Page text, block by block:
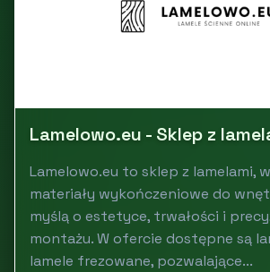
Lamelowo.eu - Sklep z
Lamelowo.eu to sklep z lamelami,
materiały wykończeniowe do
myślą o estetyce, trwałości i
montażu. W ofercie dostępne są
lamele frezowane, pozwalające...